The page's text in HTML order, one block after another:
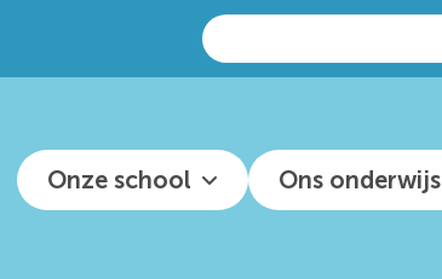
Zoeken
naar:
Onze school Ons onderwijs